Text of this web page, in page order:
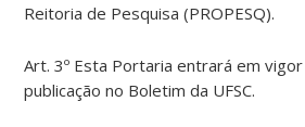
Reitoria de Pesquisa (PROPESQ).
Art. 3º Esta Portaria entrará em
publicação no Boletim da UFSC.